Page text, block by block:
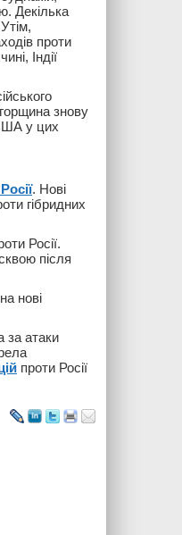
Декілька
проти
Індії
знову
у цих
. Нові
гібридних
Росії.
після
нові
за атаки
проти Росії